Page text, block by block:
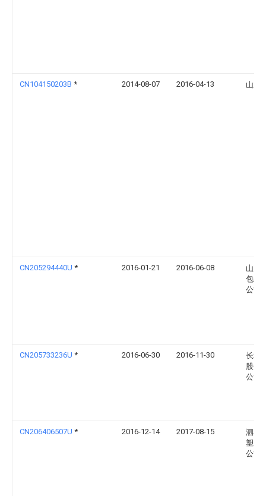
CN104150203B * 2014-08-07 2016-04-13 山东
CN205294440U * 2016-01-21 2016-06-08
山东
包装
公司
CN205733236U * 2016-06-30 2016-11-30
长城
股份
公司
CN206406507U * 2016-12-14 2017-08-15
泗县
塑业
公司